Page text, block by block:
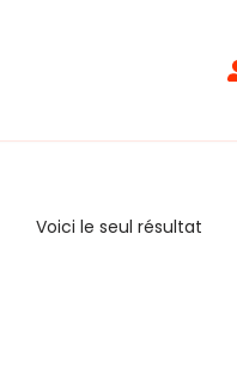
Voici le seul résultat